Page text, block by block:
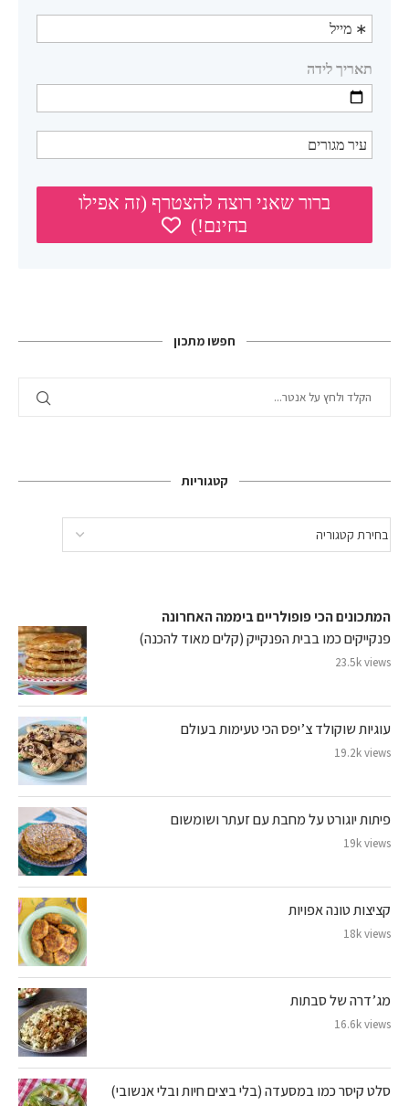
חפשו מתכון
קטגוריות
המתכונים הכי פופולריים ביממה האחרונה
פנקייקים כמו בבית הפנקייק (קלים מאוד להכנה)
23.5k views
עוגיות שוקולד צ’יפס הכי טעימות בעולם
19.2k views
פיתות יוגורט על מחבת עם זעתר ושומשום
19k views
קציצות טונה אפויות
18k views
מג’דרה של סבתות
16.6k views
סלט קיסר כמו במסעדה (בלי ביצים חיות ובלי אנשובי)